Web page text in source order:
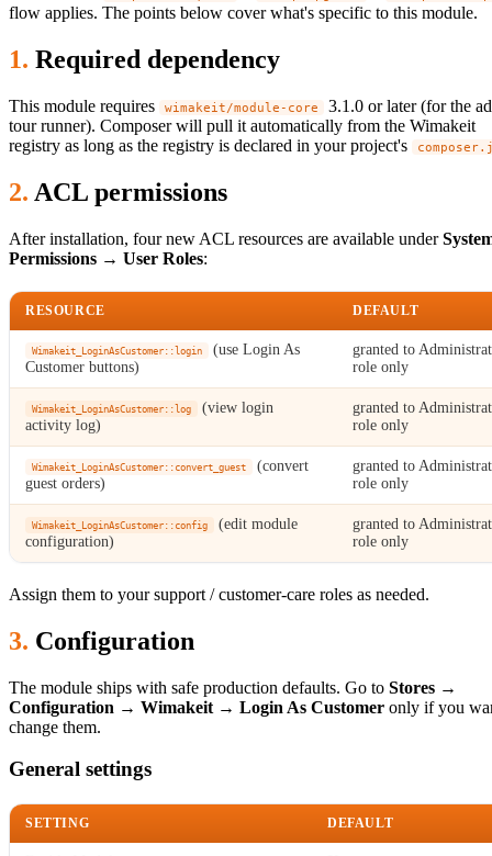
flow applies. The points below cover what's specific to this module.
Required dependency
This module requires wimakeit/module-core
3.1.0 or later (for the
tour runner). Composer will pull it automatically from the Wimakeit
registry as long as the registry is declared in your project's
ACL permissions
After installation, four new ACL resources are available under
Permissions → User Roles:
RESOURCE DEFAULT
Wimakeit_LoginAsCustomer::login
(use Login As
Customer buttons)
granted to
role only
Wimakeit_LoginAsCustomer::log
(view login
activity log)
granted to
role only
Wimakeit_LoginAsCustomer::convert_guest
(convert
guest orders)
granted to
role only
Wimakeit_LoginAsCustomer::config
(edit module
configuration)
granted to
role only
Assign them to your support / customer-care roles as needed.
Configuration
The module ships with safe production defaults. Go to Stores →
Configuration → Wimakeit → Login As Customer only if you
change them.
General settings
SETTING DEFAULT